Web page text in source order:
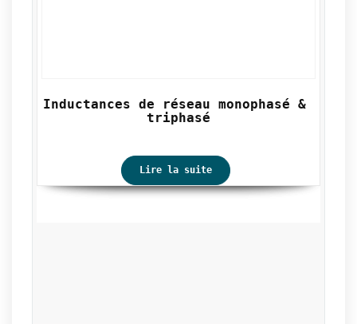
Inductances de réseau monophasé &
triphasé
Lire la suite